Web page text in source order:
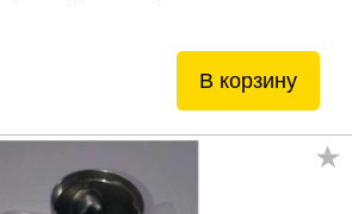
В корзину